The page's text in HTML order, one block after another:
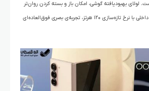
لولای بهبودیافته گوشی، امکان باز و بسته کردن روان‌تر
را فراهم می‌کند و نمایشگر داخلی با نرخ تازه‌سازی ۱۲۰ هرتز، تجربه‌ی بصری فوق‌العاده‌ای